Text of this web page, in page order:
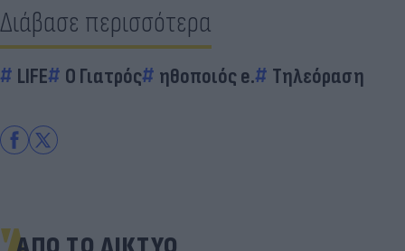
Διάβασε περισσότερα
LIFE Ο Γιατρός ηθοποιός e. Τηλεόραση